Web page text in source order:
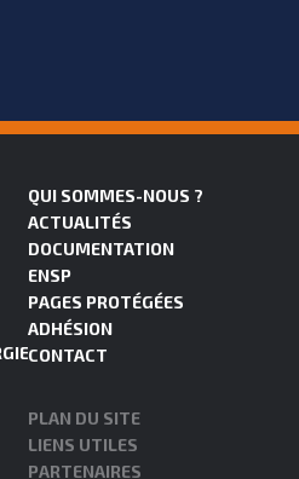
QUI SOMMES-NOUS ?
ACTUALITÉS
DOCUMENTATION
ENSP
PAGES PROTÉGÉES
ADHÉSION
CONTACT
PLAN DU SITE
LIENS UTILES
PARTENAIRES